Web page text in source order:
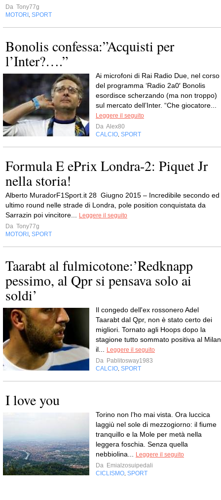
Da Tony77g
MOTORI
SPORT
Bonolis confessa:”Acquisti per
l’Inter?….”
Ai microfoni di Rai Radio Due, nel corso
del programma ‘Radio 2a0′ Bonolis
esordisce scherzando (ma non troppo)
sul mercato dell’Inter. “Che giocatore...
Leggere il seguito
Da Alex80
CALCIO SPORT
Formula E ePrix Londra-2: Piquet Jr
nella storia!
Alberto MuradorF1Sport.it 28 Giugno 2015 – Incredibile secondo ed
ultimo round nelle strade di Londra, pole position conquistata da
Sarrazin poi vincitore...
Leggere il seguito
Da Tony77g
MOTORI
SPORT
Taarabt al fulmicotone:’Redknapp
pessimo, al Qpr si pensava solo ai
soldi’
Il congedo dell'ex rossonero Adel
Taarabt dal Qpr, non è stato certo dei
migliori. Tornato agli Hoops dopo la
stagione tutto sommato positiva al
il...
Leggere il seguito
Da Pablitosway1983
CALCIO SPORT
I love you
Torino non l’ho mai vista. Ora luccica
laggiù nel sole di mezzogiorno: il fiume
tranquillo e la Mole per metà nella
leggera foschia. Senza quella
nebbiolina...
Leggere il seguito
Da Emialzosuipedali
CICLISMO SPORT